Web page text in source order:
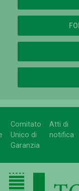
Comitato
Unico di
Garanzia
Atti di
notifica